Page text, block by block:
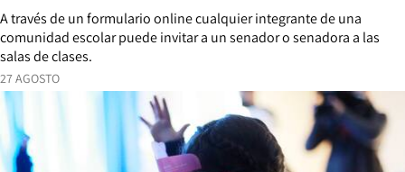
27 AGOSTO
A través de un formulario online cualquier integrante de una
comunidad escolar puede invitar a un senador o senadora a las
salas de clases.